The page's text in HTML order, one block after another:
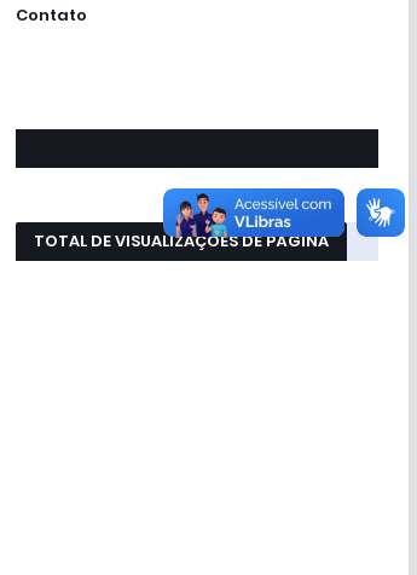
Contato
TOTAL DE VISUALIZAÇÕES DE PÁGINA